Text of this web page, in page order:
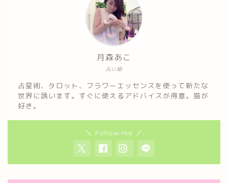
占い師
月森あこ
占星術、タロット、フラワーエッセンスを使って新たな
世界に誘います。すぐに使えるアドバイスが得意。猫が
好き。
＼ Follow me ／